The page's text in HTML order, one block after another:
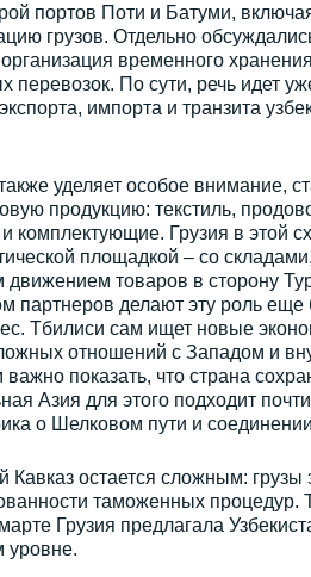
портов Поти и Батуми,
грузов. Отдельно
временного
перевозок. По сути, речь идет
импорта и транзита
уделяет особое внимание,
продукцию: текстиль,
комплектующие. Грузия в этой
площадкой – со
товаров в сторону
партнеров делают эту роль еще
Тбилиси сам ищет новые
отношений с Западом и
показать, что страна
Азия для этого подходит
о Шелковом пути и
остается сложным: грузы
таможенных процедур.
Грузия предлагала
уровне.